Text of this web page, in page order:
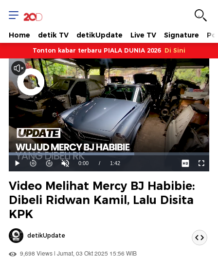
Home detik TV detikUpdate Live TV Signature
Tonton kabar terbaru PIALA DUNIA 2026 Di Sini
Mainkan
Suara
Hidup
Waktu
0:00 / Durasi
1:42
Dimuat:
62.62%
Video Melihat Mercy BJ Habibie:
Dibeli Ridwan Kamil, Lalu Disita
KPK
detikUpdate
9,698 Views | Jumat, 03 Okt 2025 15:56 WIB